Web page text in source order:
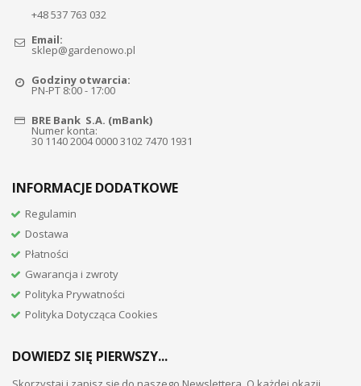
+48 537 763 032
Email:
sklep@gardenowo.pl
Godziny otwarcia:
PN-PT 8:00 - 17:00
BRE Bank S.A. (mBank)
Numer konta:
30 1140 2004 0000 3102 7470 1931
INFORMACJE DODATKOWE
Regulamin
Dostawa
Płatności
Gwarancja i zwroty
Polityka Prywatności
Polityka Dotycząca Cookies
DOWIEDZ SIĘ PIERWSZY...